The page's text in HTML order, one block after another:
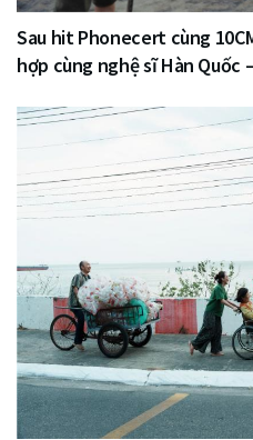
Sau hit Phonecert cùng
hợp cùng nghệ sĩ Hàn Quốc